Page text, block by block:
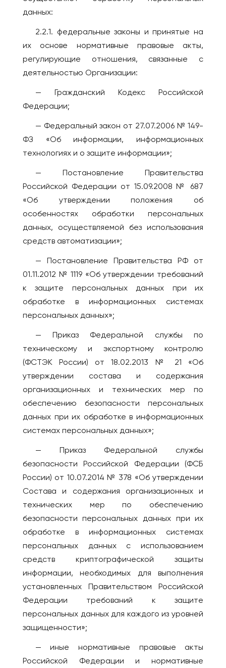
Брисбен
Сидней
Будва
ЧЕХИЯ
Прага
Лозанна
Таллин
данных:
2.2.1. федеральные законы и принятые на
их основе нормативные правовые акты,
регулирующие отношения, связанные с
деятельностью Организации:
— Гражданский Кодекс Российской
Федерации;
— Федеральный закон от 27.07.2006 № 149-
ФЗ «Об информации, информационных
технологиях и о защите информации»;
— Постановление Правительства
Российской Федерации от 15.09.2008 № 687
«Об утверждении положения об
особенностях обработки персональных
данных, осуществляемой без использования
средств автоматизации»;
— Постановление Правительства РФ от
01.11.2012 № 1119 «Об утверждении требований
к защите персональных данных при их
обработке в информационных системах
персональных данных»;
— Приказ Федеральной службы по
техническому и экспортному контролю
(ФСТЭК России) от 18.02.2013 № 21 «Об
утверждении состава и содержания
организационных и технических мер по
обеспечению безопасности персональных
данных при их обработке в информационных
системах персональных данных»;
— Приказ Федеральной службы
безопасности Российской Федерации (ФСБ
России) от 10.07.2014 № 378 «Об утверждении
Состава и содержания организационных и
технических мер по обеспечению
безопасности персональных данных при их
обработке в информационных системах
персональных данных с использованием
средств криптографической защиты
информации, необходимых для выполнения
установленных Правительством Российской
Федерации требований к защите
персональных данных для каждого из уровней
защищенности»;
— иные нормативные правовые акты
Российской Федерации и нормативные